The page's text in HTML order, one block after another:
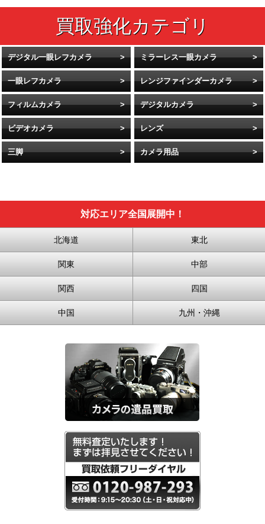
デジタル一眼レフカメラ ミラーレス一眼カメラ
一眼レフカメラ レンジファインダーカメラ
フィルムカメラ デジタルカメラ
ビデオカメラ レンズ
三脚 カメラ用品
対応エリア全国展開中！
北海道 東北
関東 中部
関西 四国
中国 九州・沖縄